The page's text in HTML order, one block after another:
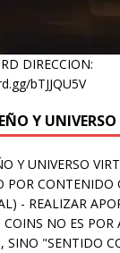
DIRECCION:
bTJJQU5V
Y
Y UNIVERSO
POR CONTENIDO
- REALIZAR
NO ES POR
SINO "SENTIDO